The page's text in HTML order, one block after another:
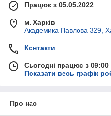
Працює з 05.05.2022
м. Харків
Академика Павлова 329,
Контакти
Сьогодні працює з 09:00
Показати весь графік
Про нас